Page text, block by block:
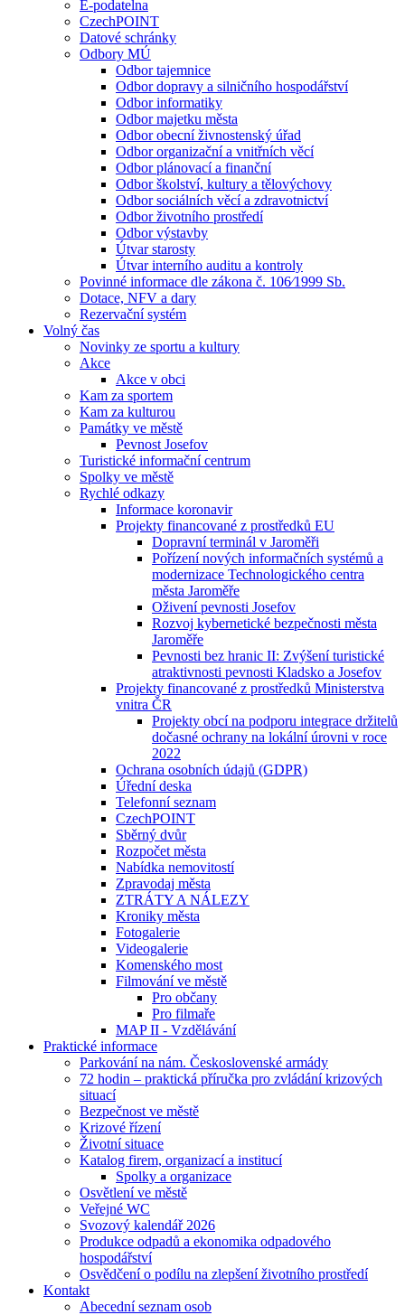
E-podatelna
CzechPOINT
Datové schránky
Odbory MÚ
Odbor tajemnice
Odbor dopravy a silničního hospodářství
Odbor informatiky
Odbor majetku města
Odbor obecní živnostenský úřad
Odbor organizační a vnitřních věcí
Odbor plánovací a finanční
Odbor školství, kultury a tělovýchovy
Odbor sociálních věcí a zdravotnictví
Odbor životního prostředí
Odbor výstavby
Útvar starosty
Útvar interního auditu a kontroly
Povinné informace dle zákona č. 106⁄1999 Sb.
Dotace, NFV a dary
Rezervační systém
Volný čas
Novinky ze sportu a kultury
Akce
Akce v obci
Kam za sportem
Kam za kulturou
Památky ve městě
Pevnost Josefov
Turistické informační centrum
Spolky ve městě
Rychlé odkazy
Informace koronavir
Projekty financované z prostředků EU
Dopravní terminál v Jaroměři
Pořízení nových informačních systémů a
modernizace Technologického centra
města Jaroměře
Oživení pevnosti Josefov
Rozvoj kybernetické bezpečnosti města
Jaroměře
Pevnosti bez hranic II: Zvýšení turistické
atraktivnosti pevnosti Kladsko a Josefov
Projekty financované z prostředků Ministerstva
vnitra ČR
Projekty obcí na podporu integrace držitelů
dočasné ochrany na lokální úrovni v roce
2022
Ochrana osobních údajů (GDPR)
Úřední deska
Telefonní seznam
CzechPOINT
Sběrný dvůr
Rozpočet města
Nabídka nemovitostí
Zpravodaj města
ZTRÁTY A NÁLEZY
Kroniky města
Fotogalerie
Videogalerie
Komenského most
Filmování ve městě
Pro občany
Pro filmaře
MAP II - Vzdělávání
Praktické informace
Parkování na nám. Československé armády
72 hodin – praktická příručka pro zvládání krizových
situací
Bezpečnost ve městě
Krizové řízení
Životní situace
Katalog firem, organizací a institucí
Spolky a organizace
Osvětlení ve městě
Veřejné WC
Svozový kalendář 2026
Produkce odpadů a ekonomika odpadového
hospodářství
Osvědčení o podílu na zlepšení životního prostředí
Kontakt
Abecední seznam osob